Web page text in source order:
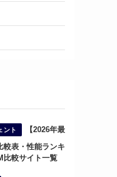
ント
【2026年最
較表・性能ランキ
比較サイト一覧